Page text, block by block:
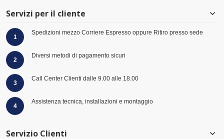
Servizi per il cliente
1
Spedizioni mezzo Corriere Espresso oppure Ritiro presso sede
2
Diversi metodi di pagamento sicuri
3
Call Center Clienti dalle 9.00 alle 18.00
4
Assistenza tecnica, installazioni e montaggio
Servizio Clienti